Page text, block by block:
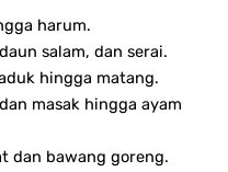
harum.
salam, dan serai.
hingga matang.
masak hingga ayam
dan bawang goreng.